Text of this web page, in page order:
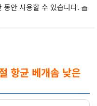
동안 사용할 수 있습니다. 🧺
항균 베개솜 낮은